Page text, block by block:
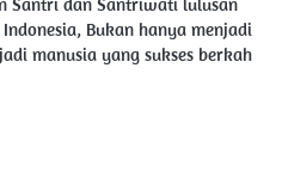
Bukan hanya menjadi
manusia yang sukses berkah